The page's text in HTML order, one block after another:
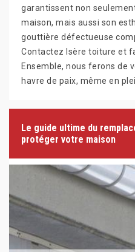
garantissent non
maison, mais aussi son
gouttière défectueuse
Contactez Isère toiture et
Ensemble, nous ferons de
havre de paix, même en
Le guide ultime du
protéger votre maison